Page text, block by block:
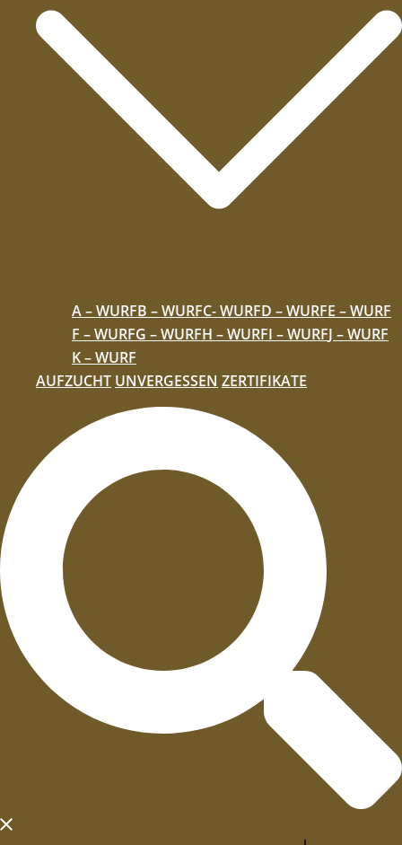
A – WURFB – WURFC- WURFD – WURFE – WURF
F – WURFG – WURFH – WURFI – WURFJ – WURF
K – WURF
AUFZUCHT UNVERGESSEN ZERTIFIKATE